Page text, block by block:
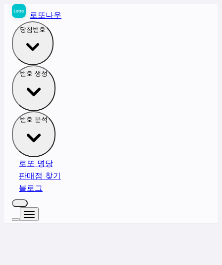
로또나우
당첨번호
번호 생성
번호 분석
로또 명당
판매점 찾기
블로그